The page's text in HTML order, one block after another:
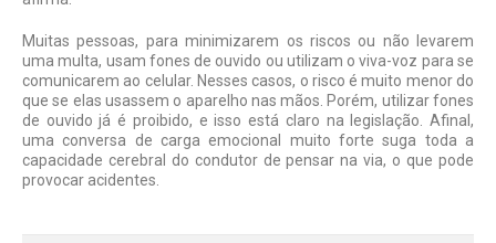
Muitas pessoas, para minimizarem os riscos ou não levarem
uma multa, usam fones de ouvido ou utilizam o viva-voz para se
comunicarem ao celular. Nesses casos, o risco é muito menor do
que se elas usassem o aparelho nas mãos. Porém, utilizar fones
de ouvido já é proibido, e isso está claro na legislação. Afinal,
uma conversa de carga emocional muito forte suga toda a
capacidade cerebral do condutor de pensar na via, o que pode
provocar acidentes.